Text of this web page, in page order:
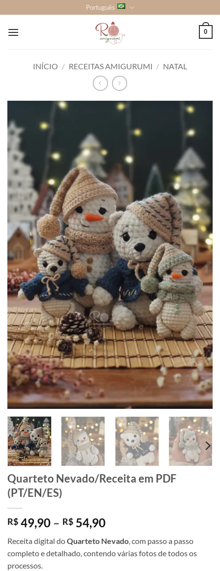
to
content
Português
0
INÍCIO / RECEITAS AMIGURUMI / NATAL
Quarteto Nevado/Receita em PDF
(PT/EN/ES)
R$ 49,90 – R$ 54,90Faixa
preço:
R$ 49,90
Receita digital doQuarteto Nevado, com passo a passo
completo e detalhado, contendo várias fotos de todos os
processos.